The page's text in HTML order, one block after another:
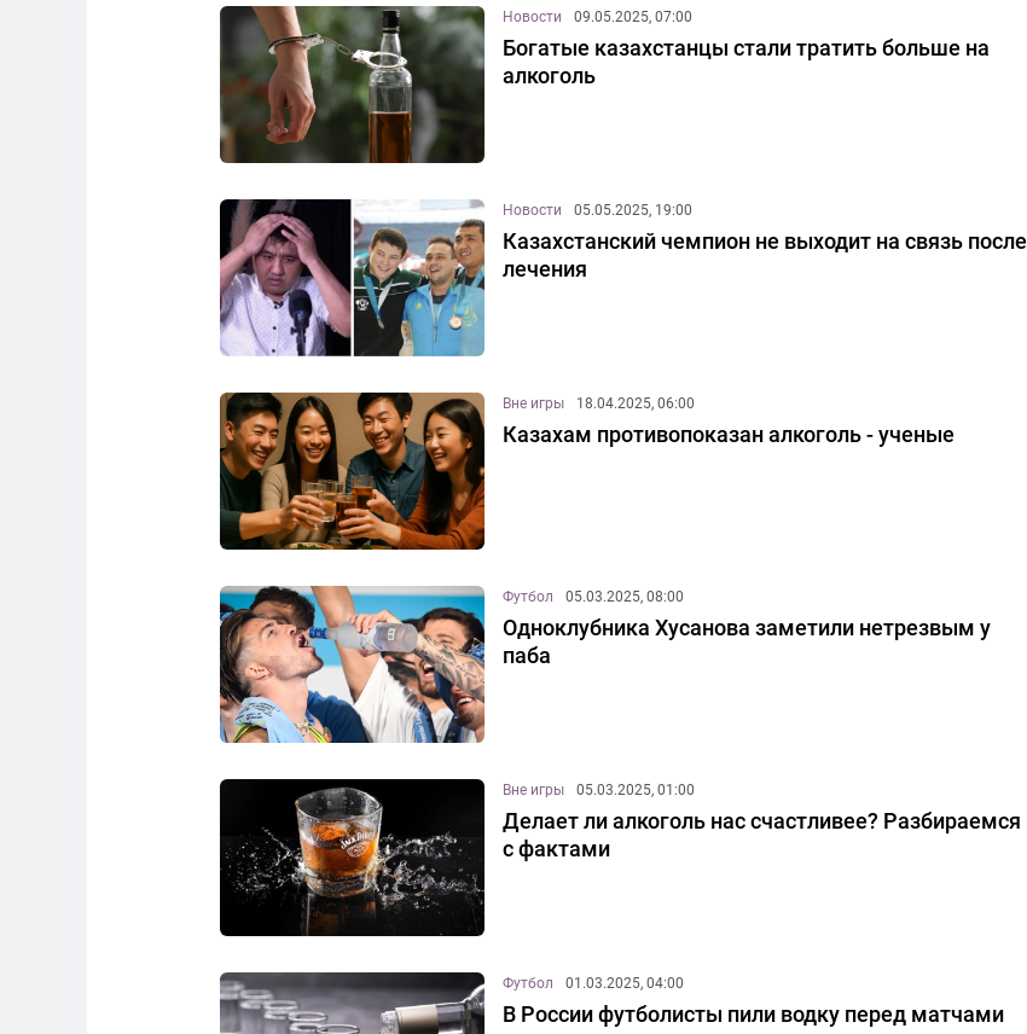
Новости 09.05.2025, 07:00
Богатые казахстанцы стали тратить больше на
алкоголь
Новости 05.05.2025, 19:00
Казахстанский чемпион не выходит на связь после
лечения
Вне игры 18.04.2025, 06:00
Казахам противопоказан алкоголь - ученые
Футбол 05.03.2025, 08:00
Одноклубника Хусанова заметили нетрезвым у
паба
Вне игры 05.03.2025, 01:00
Делает ли алкоголь нас счастливее? Разбираемся
с фактами
Футбол 01.03.2025, 04:00
В России футболисты пили водку перед матчами